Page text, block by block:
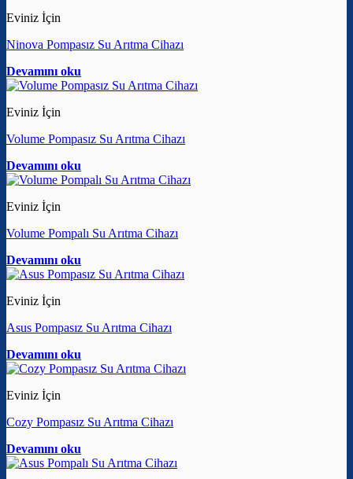
Eviniz İçin
Ninova Pompasız Su Arıtma Cihazı
Devamını oku
Eviniz İçin
Volume Pompasız Su Arıtma Cihazı
Devamını oku
Eviniz İçin
Volume Pompalı Su Arıtma Cihazı
Devamını oku
Eviniz İçin
Asus Pompasız Su Arıtma Cihazı
Devamını oku
Eviniz İçin
Cozy Pompasız Su Arıtma Cihazı
Devamını oku